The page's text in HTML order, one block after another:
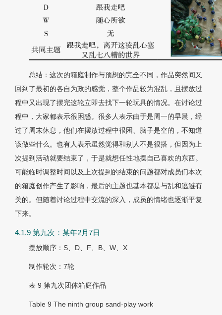
总结：这次的箱庭制作与预想的完全不同，作品突然间又
回到了最初的各自为政的感觉，整个作品较为混乱，且摆放过
程中又出现了摆完这轮立即去找下一轮玩具的情况。在讨论过
程中，大家都表示很困惑。很多人表示由于是周一的早晨，经
过了周末休息，他们在摆放过程中很困、脑子是空的，不知道
该做些什么。也有人表示虽然觉得和别人不是很搭，但因为上
次提到活动就要结束了，于是就想任性地摆自己喜欢的东西。
可能临时调整时间以及上次提到的结束的问题都对成员们本次
的箱庭创作产生了影响，最后的主题也基本都是与乱和逃避有
关的。但随着讨论过程中交流的深入，成员的情绪也逐渐平复
下来。
4.1.9 第九次：某年2月7日
摆放顺序：S、D、F、B、W、X
制作轮次：7轮
表 9 第九次团体箱庭作品
Table 9 The ninth group sand-play work